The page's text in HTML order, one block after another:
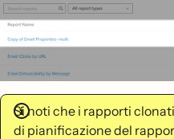
Si noti che i rapporti
di pianificazione del